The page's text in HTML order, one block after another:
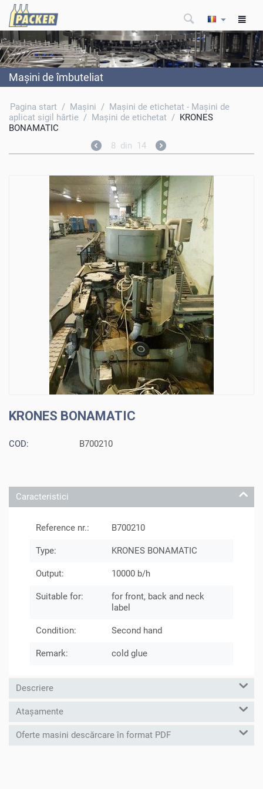
Maşini de îmbuteliat
Pagina start / Maşini / Maşini de etichetat - Maşini de
aplicat sigil hârtie / Maşini de etichetat / KRONES
BONAMATIC
8 din 14
KRONES BONAMATIC
COD: B700210
Caracteristici
Reference nr.: B700210
Type: KRONES BONAMATIC
Output: 10000 b/h
Suitable for:
for front, back and neck
label
Condition: Second hand
Remark: cold glue
Descriere
Atașamente
Oferte masini descărcare în format PDF